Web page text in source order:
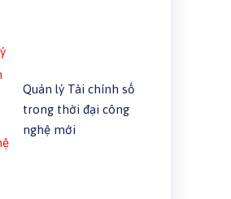
Quản lý Tài chính số
trong thời đại công
nghệ mới